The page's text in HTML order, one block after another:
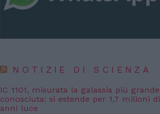
NOTIZIE DI SCIENZA
IC 1101, misurata la galassia più grande
conosciuta: si estende per 1,7 milioni di
anni luce